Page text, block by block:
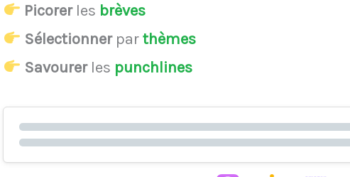
Picorerles brèves
Sélectionnerparthèmes
Savourerles punchlines